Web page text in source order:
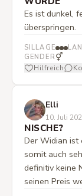
Es ist dunkel,
überspringen.
SILLAGE
GENDER ⚥
Hilfreich
Elli
10. Juli
NISCHE?
Der Widian ist
somit auch
definitiv keine
seinen Preis